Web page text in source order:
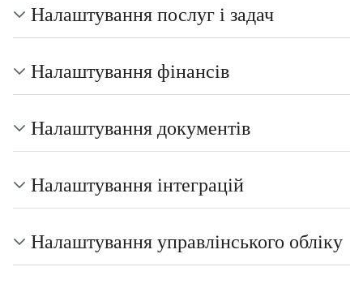
Налаштування послуг і задач
Налаштування фінансів
Налаштування документів
Налаштування інтеграцій
Налаштування управлінського обліку